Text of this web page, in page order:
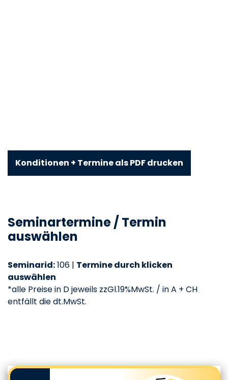
Konditionen + Termine als PDF drucken
Seminartermine / Termin
auswählen
Seminarid:106 | Termine durch klicken
auswählen
*alle Preise in D jeweils zzGl.19%MwSt. / in A + CH
entfällt die dt.MwSt.